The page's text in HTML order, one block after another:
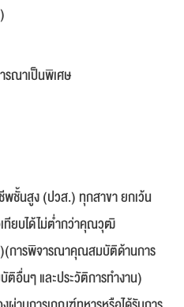
ณาเป็นพิเศษ
ชั้นสูง (ปวส.) ทุกสาขา ยกเว้น
ทียบได้ไม่ต่ำกว่าคุณวุฒิ
การพิจารณาคุณสมบัติด้านการ
อื่นๆ และประวัติการทำงาน)